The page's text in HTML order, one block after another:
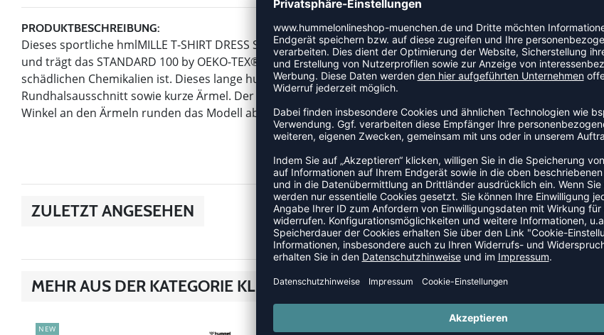
PRODUKTBESCHREIBUNG:
Dieses sportliche hmlMILLE T-SHIRT DRESS S/S ist aus einem weichen Jerseystoff aus Bio-Baumwolle gefertigt
und trägt das STANDARD 100 by OEKO-TEX® Label, sodass du dir sicher sein kannst, dass es frei von
schädlichen Chemikalien ist. Dieses lange hummel® T-Shirt präsentiert einen kontrastierenden
Rundhalsausschnitt sowie kurze Ärmel. Der farblich abgesetzte Bumblebee® Logoprint auf der Brust und die
Winkel an den Ärmeln runden das Modell ab.
ZULETZT ANGESEHEN
MEHR AUS DER KATEGORIE KLEIDER & RÖCKE
NEW
NEW